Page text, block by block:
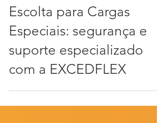
Escolta para Cargas
Especiais: segurança e
suporte especializado